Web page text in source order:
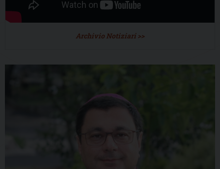
Archivio Notiziari >>